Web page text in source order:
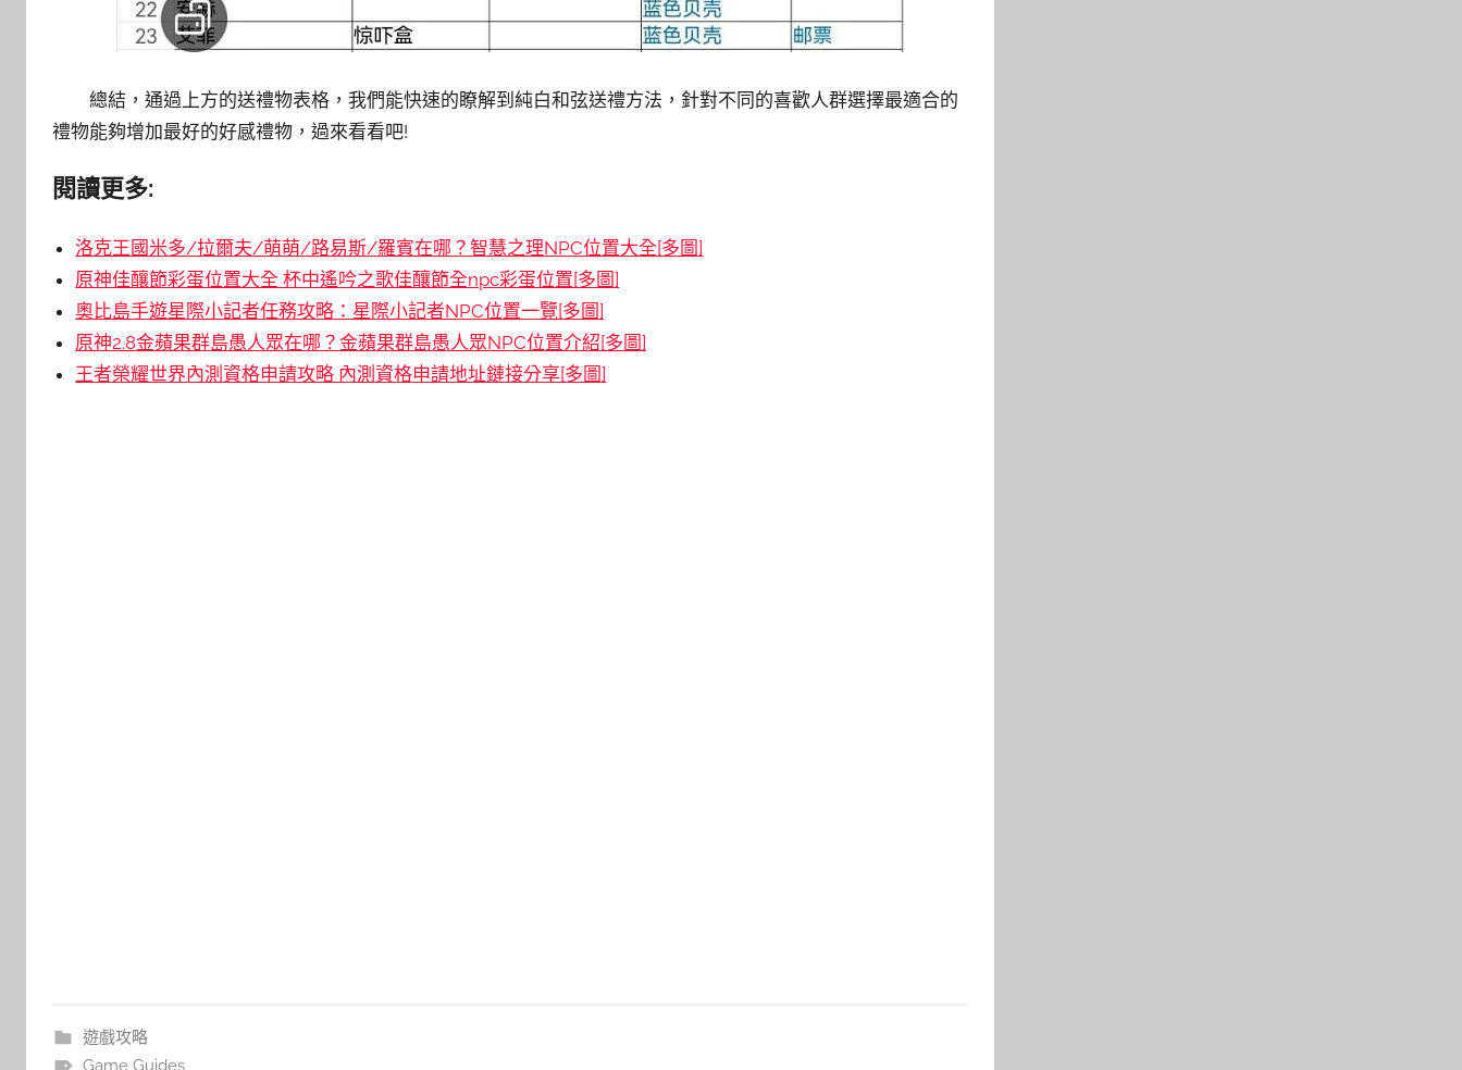
總結，通過上方的送禮物表格，我們能快速的瞭解到純白和弦送禮方法，針對不同的喜歡人群選擇最適合的
禮物能夠增加最好的好感禮物，過來看看吧!
閱讀更多:
洛克王國米多/拉爾夫/萌萌/路易斯/羅賓在哪？智慧之理NPC位置大全[多圖]
原神佳釀節彩蛋位置大全 杯中遙吟之歌佳釀節全npc彩蛋位置[多圖]
奧比島手遊星際小記者任務攻略：星際小記者NPC位置一覽[多圖]
原神2.8金蘋果群島愚人眾在哪？金蘋果群島愚人眾NPC位置介紹[多圖]
王者榮耀世界內測資格申請攻略 內測資格申請地址鏈接分享[多圖]
遊戲攻略
Game Guides